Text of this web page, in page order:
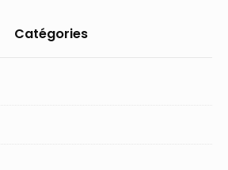
Catégories